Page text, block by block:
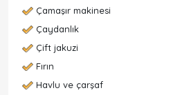
Çamaşır makinesi
Çaydanlık
Çift jakuzi
Fırın
Havlu ve çarşaf